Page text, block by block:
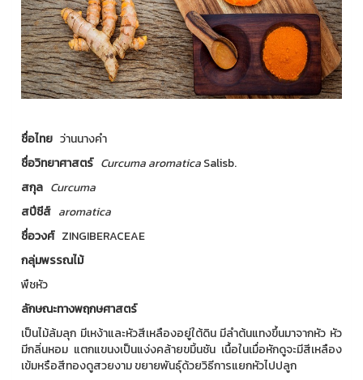
ชื่อไทย ว่านนางคำ
ชื่อวิทยาศาสตร์ Curcuma aromaticaSalisb.
สกุล Curcuma
สปีชีส์ aromatica
ชื่อวงศ์ ZINGIBERACEAE
กลุ่มพรรณไม้
พืชหัว
ลักษณะทางพฤกษศาสตร์
เป็นไม้ล้มลุก มีเหง้าและหัวสีเหลืองอยู่ใต้ดิน มีลำต้นแทงขึ้นมาจากหัว หัว
มีกลิ่นหอม แตกแขนงเป็นแง่งคล้ายขมิ้นชัน เนื้อในเมื่อหักดูจะมีสีเหลือง
เข้มหรือสีทองดูสวยงาม ขยายพันธุ์ด้วยวิธีการแยกหัวไปปลูก